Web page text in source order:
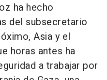
ha hecho
del subsecretario
Asia y el
horas antes ha
a trabajar por